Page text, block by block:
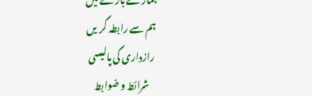
ہم سے رابطہ کریں
رازداری کی پالیسی
شرائط و ضوابط